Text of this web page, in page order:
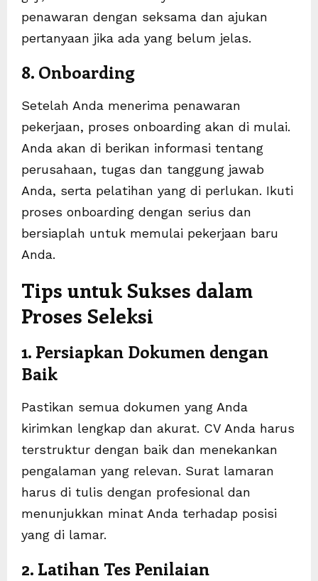
penawaran dengan seksama dan ajukan
pertanyaan jika ada yang belum jelas.
8. Onboarding
Setelah Anda menerima penawaran
pekerjaan, proses onboarding akan di mulai.
Anda akan di berikan informasi tentang
perusahaan, tugas dan tanggung jawab
Anda, serta pelatihan yang di perlukan. Ikuti
proses onboarding dengan serius dan
bersiaplah untuk memulai pekerjaan baru
Anda.
Tips untuk Sukses dalam
Proses Seleksi
1. Persiapkan Dokumen dengan
Baik
Pastikan semua dokumen yang Anda
kirimkan lengkap dan akurat. CV Anda harus
terstruktur dengan baik dan menekankan
pengalaman yang relevan. Surat lamaran
harus di tulis dengan profesional dan
menunjukkan minat Anda terhadap posisi
yang di lamar.
2. Latihan Tes Penilaian